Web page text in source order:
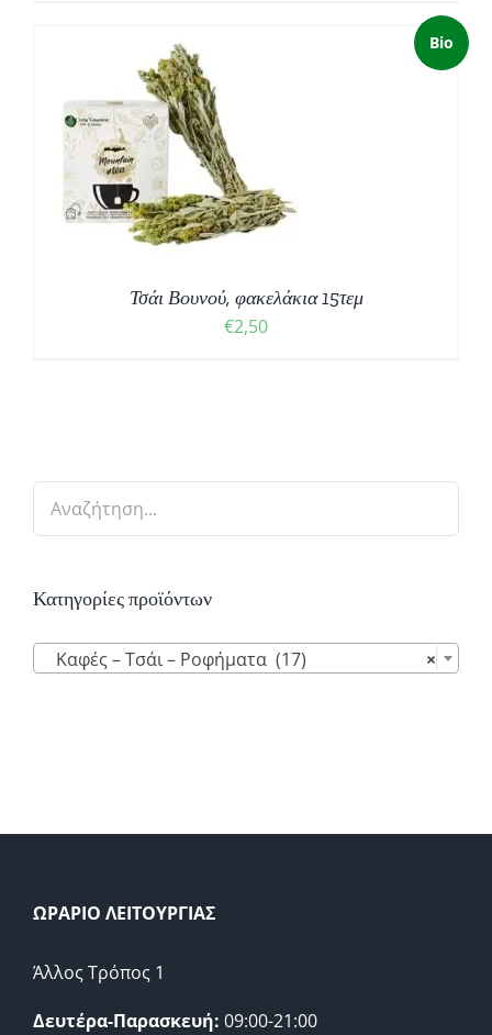
Bio
Τσάι Βουνού, φακελάκια 15τεμ
€2,50
Κατηγορίες προϊόντων
×
Καφές – Τσάι – Ροφήματα (17)
ΩΡΑΡΙΟ ΛΕΙΤΟΥΡΓΙΑΣ
Άλλος Τρόπος 1
Δευτέρα-Παρασκευή: 09:00-21:00